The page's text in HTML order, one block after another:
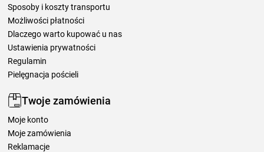
Sposoby i koszty transportu
Możliwości płatności
Dlaczego warto kupować u nas
Ustawienia prywatności
Regulamin
Pielęgnacja pościeli
Twoje zamówienia
Moje konto
Moje zamówienia
Reklamacje